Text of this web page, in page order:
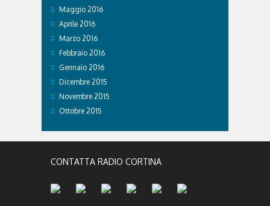
Maggio 2016
Aprile 2016
Marzo 2016
Febbraio 2016
Gennaio 2016
Dicembre 2015
Novembre 2015
Ottobre 2015
CONTATTA RADIO CORTINA